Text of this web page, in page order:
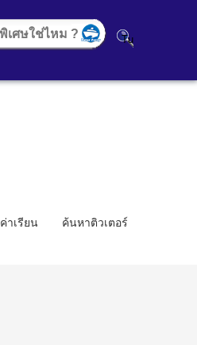
ค่าเรียน ค้นหาติวเตอร์